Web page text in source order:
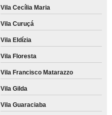
Vila Cecília Maria
Vila Curuçá
Vila Eldízia
Vila Floresta
Vila Francisco Matarazzo
Vila Gilda
Vila Guaraciaba